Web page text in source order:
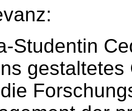
Studentin
gestaltetes